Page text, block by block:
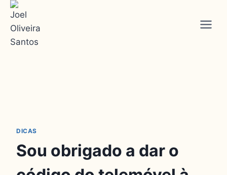
DICAS
Sou obrigado a dar o